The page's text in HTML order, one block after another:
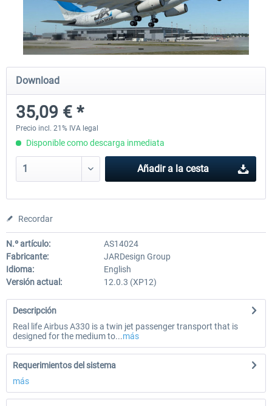
X-Plane.org - King Air 350 XP12
54,86 € *
X-Plane.org - Cessna 172M
Download
35,09 € *
Precio incl. 21% IVA legal
Disponible como descarga inmediata
Añadir a la cesta
Recordar
N.º artículo:
AS14024
Fabricante:
JARDesign Group
Idioma:
English
Versión actual:
12.0.3 (XP12)
Descripción
Real life Airbus A330 is a twin jet passenger transport that is
designed for the medium to...más
Requerimientos del sistema
más